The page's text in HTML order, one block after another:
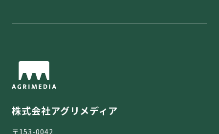
株式会社アグリメディア
〒153-0042